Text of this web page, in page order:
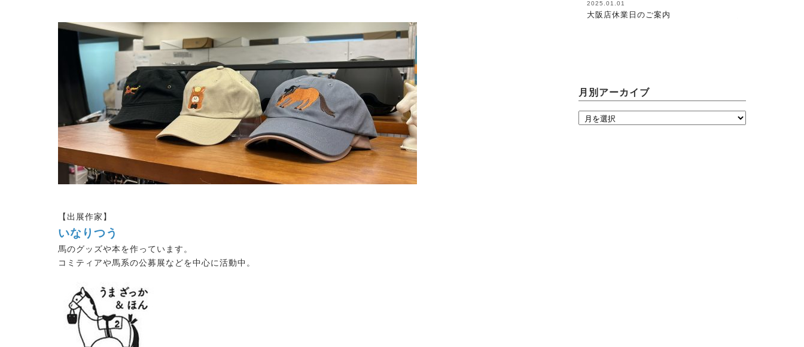
【出展作家】
いなりつう
馬のグッズや本を作っています。
コミティアや馬系の公募展などを中心に活動中。
2026 POPUP出店！
鞭はいかがですかっ☆
2026.08.05
馬術（17）【～馬にたずさわる人全て
月別アーカイブ